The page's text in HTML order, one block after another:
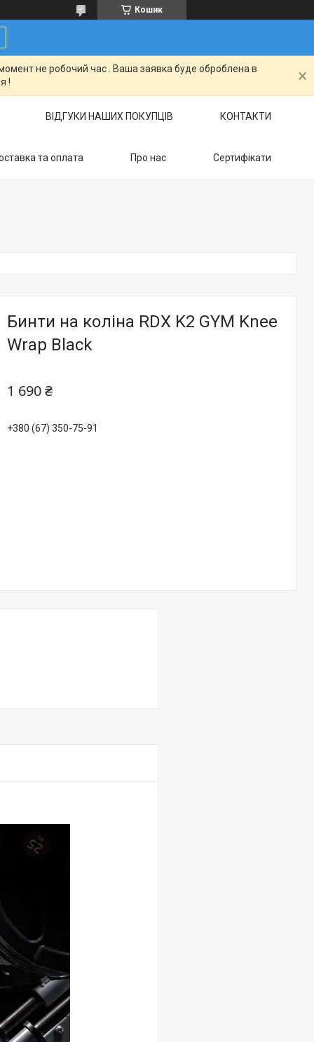
Кошик
не робочий час . Ваша заявка буде оброблена в
!
ВІДГУКИ НАШИХ ПОКУПЦІВ КОНТАКТИ
та оплата Про нас Сертифікати
Бинти на коліна RDX K2 GYM Knee
Wrap Black
1 690 ₴
+380 (67) 350-75-91